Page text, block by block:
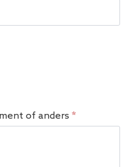
of anders *